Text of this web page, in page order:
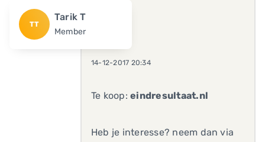
TT
Tarik T
Member
14-12-2017 20:34
Te koop:eindresultaat.nl
Heb je interesse? neem dan via